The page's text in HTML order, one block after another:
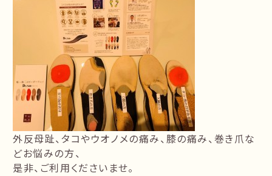
外反母趾、タコやウオノメの痛み、膝の痛み、巻き爪な
どお悩みの方、
是非、ご利用くださいませ。